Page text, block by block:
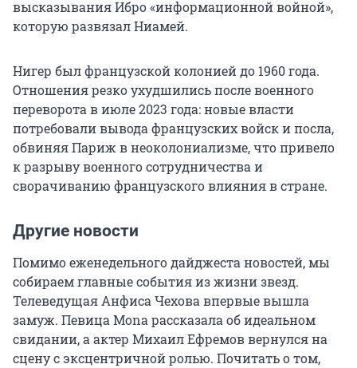
высказывания Ибро «информационной войной»,
которую развязал Ниамей.
Нигер был французской колонией до 1960 года.
Отношения резко ухудшились после военного
переворота в июле 2023 года: новые власти
потребовали вывода французских войск и посла,
обвиняя Париж в неоколониализме, что привело
к разрыву военного сотрудничества и
сворачиванию французского влияния в стране.
Другие новости
Помимо еженедельного дайджеста новостей, мы
собираем главные события из жизни звезд.
Телеведущая Анфиса Чехова впервые вышла
замуж. Певица Mona рассказала об идеальном
свидании, а актер Михаил Ефремов вернулся на
сцену с эксцентричной ролью. Почитать о том,